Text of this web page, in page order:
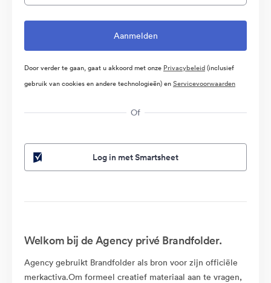
Door verder te gaan, gaat u akkoord met onze Privacybeleid(inclusief
gebruik van cookies en andere technologieën) enServicevoorwaarden
Of
Log in met Smartsheet
Welkom bij de Agency privé Brandfolder.
Agency gebruikt Brandfolder als bron voor zijn officiële
merkactiva.Om formeel creatief materiaal aan te vragen,